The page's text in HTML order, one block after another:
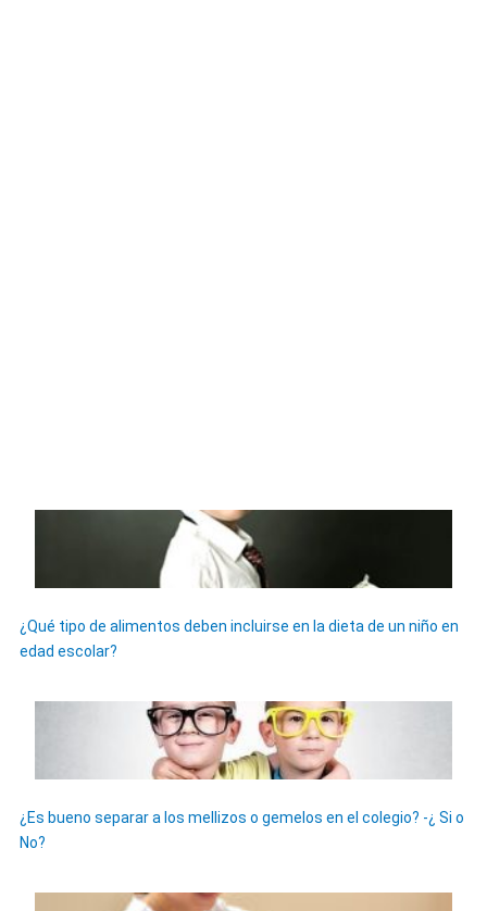
¿Qué tipo de alimentos deben incluirse en la dieta de un niño en
edad escolar?
¿Es bueno separar a los mellizos o gemelos en el colegio? -¿ Si o
No?